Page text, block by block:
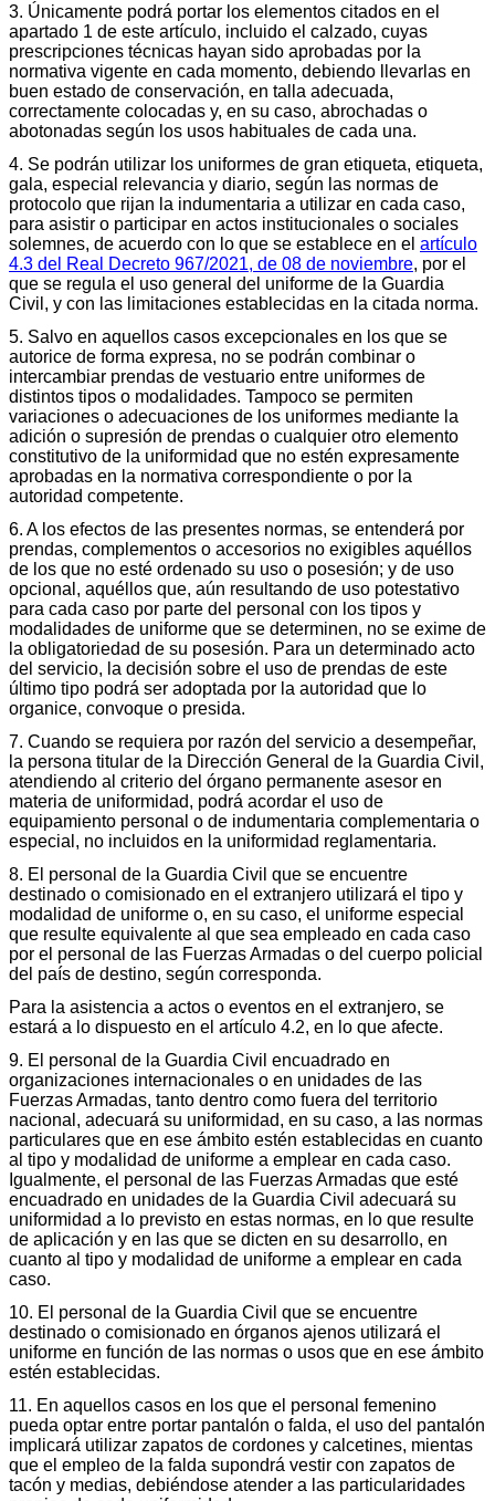
3. Únicamente podrá portar los elementos citados en el
apartado 1 de este artículo, incluido el calzado, cuyas
prescripciones técnicas hayan sido aprobadas por la
normativa vigente en cada momento, debiendo llevarlas en
buen estado de conservación, en talla adecuada,
correctamente colocadas y, en su caso, abrochadas o
abotonadas según los usos habituales de cada una.
4. Se podrán utilizar los uniformes de gran etiqueta, etiqueta,
gala, especial relevancia y diario, según las normas de
protocolo que rijan la indumentaria a utilizar en cada caso,
para asistir o participar en actos institucionales o sociales
solemnes, de acuerdo con lo que se establece en el artículo
4.3 del Real Decreto 967/2021, de 08 de noviembre, por el
que se regula el uso general del uniforme de la Guardia
Civil, y con las limitaciones establecidas en la citada norma.
5. Salvo en aquellos casos excepcionales en los que se
autorice de forma expresa, no se podrán combinar o
intercambiar prendas de vestuario entre uniformes de
distintos tipos o modalidades. Tampoco se permiten
variaciones o adecuaciones de los uniformes mediante la
adición o supresión de prendas o cualquier otro elemento
constitutivo de la uniformidad que no estén expresamente
aprobadas en la normativa correspondiente o por la
autoridad competente.
6. A los efectos de las presentes normas, se entenderá por
prendas, complementos o accesorios no exigibles aquéllos
de los que no esté ordenado su uso o posesión; y de uso
opcional, aquéllos que, aún resultando de uso potestativo
para cada caso por parte del personal con los tipos y
modalidades de uniforme que se determinen, no se exime de
la obligatoriedad de su posesión. Para un determinado acto
del servicio, la decisión sobre el uso de prendas de este
último tipo podrá ser adoptada por la autoridad que lo
organice, convoque o presida.
7. Cuando se requiera por razón del servicio a desempeñar,
la persona titular de la Dirección General de la Guardia Civil,
atendiendo al criterio del órgano permanente asesor en
materia de uniformidad, podrá acordar el uso de
equipamiento personal o de indumentaria complementaria o
especial, no incluidos en la uniformidad reglamentaria.
8. El personal de la Guardia Civil que se encuentre
destinado o comisionado en el extranjero utilizará el tipo y
modalidad de uniforme o, en su caso, el uniforme especial
que resulte equivalente al que sea empleado en cada caso
por el personal de las Fuerzas Armadas o del cuerpo policial
del país de destino, según corresponda.
Para la asistencia a actos o eventos en el extranjero, se
estará a lo dispuesto en el artículo 4.2, en lo que afecte.
9. El personal de la Guardia Civil encuadrado en
organizaciones internacionales o en unidades de las
Fuerzas Armadas, tanto dentro como fuera del territorio
nacional, adecuará su uniformidad, en su caso, a las normas
particulares que en ese ámbito estén establecidas en cuanto
al tipo y modalidad de uniforme a emplear en cada caso.
Igualmente, el personal de las Fuerzas Armadas que esté
encuadrado en unidades de la Guardia Civil adecuará su
uniformidad a lo previsto en estas normas, en lo que resulte
de aplicación y en las que se dicten en su desarrollo, en
cuanto al tipo y modalidad de uniforme a emplear en cada
caso.
10. El personal de la Guardia Civil que se encuentre
destinado o comisionado en órganos ajenos utilizará el
uniforme en función de las normas o usos que en ese ámbito
estén establecidas.
11. En aquellos casos en los que el personal femenino
pueda optar entre portar pantalón o falda, el uso del pantalón
implicará utilizar zapatos de cordones y calcetines, mientas
que el empleo de la falda supondrá vestir con zapatos de
tacón y medias, debiéndose atender a las particularidades